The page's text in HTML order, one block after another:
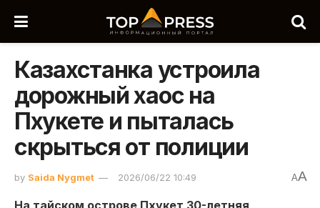
Казахстанка устроила
дорожный хаос на
Пхукете и пыталась
скрыться от полиции
by Saida Nygmet 2026/06/22 10:49 AA
На тайском острове Пхукет 30-летняя